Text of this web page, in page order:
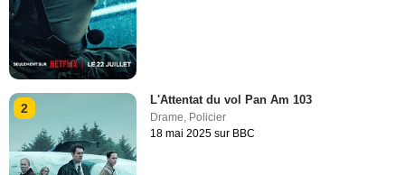
2
L'Attentat du vol Pan Am 103
Drame, Policier
18 mai 2025 sur BBC